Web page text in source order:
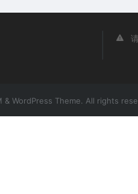
& WordPress Theme. All rights